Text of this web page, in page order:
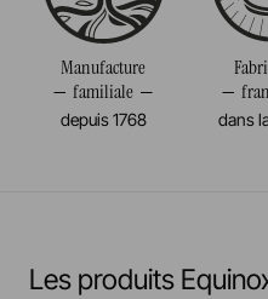
Résiste au congélateur et
(-20°c)
Pas de cuisson à la flamme,
Poids
Manufacture
familiale
depuis 1768 dans
Les produits